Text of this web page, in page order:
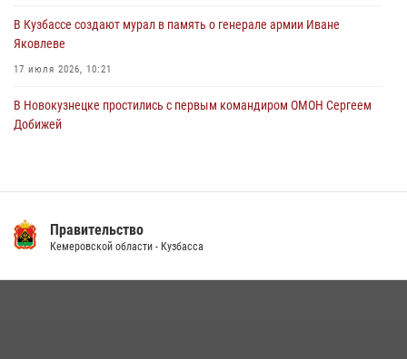
В Кузбассе создают мурал в память о генерале армии Иване
Яковлеве
17 июля 2026, 10:21
В Новокузнецке простились с первым командиром ОМОН Сергеем
Добижей
14 июля 2026, 08:52 1
Правительство
Кемеровской области - Кузбасса